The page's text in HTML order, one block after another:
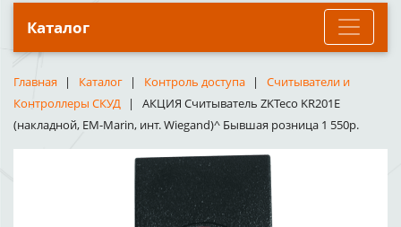
Каталог
Главная Каталог Контроль доступа
Считыватели и
Контроллеры СКУД
АКЦИЯ Считыватель ZKTeco KR201E
(накладной, EM-Marin, инт. Wiegand)^ Бывшая розница 1 550р.